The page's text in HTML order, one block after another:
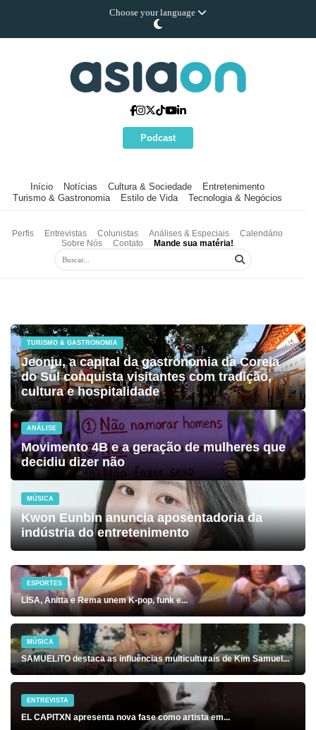
Choose your language
Podcast
Início Notícias Cultura & Sociedade
Entretenimento
Turismo & Gastronomia
Estilo de Vida Tecnologia & Negócios
Perfis Entrevistas Colunistas Análises & Especiais
Calendário
Sobre Nós
Contato Mande sua matéria!
TURISMO & GASTRONOMIA
Jeonju, a capital da gastronomia da Coreia
do Sul conquista visitantes com tradição,
cultura e hospitalidade
ANÁLISE
Movimento 4B e a geração de mulheres que
decidiu dizer não
MÚSICA
Kwon Eunbin anuncia aposentadoria da
indústria do entretenimento
ESPORTES
LISA, Anitta e Rema unem K-pop, funk e...
MÚSICA
SAMUELiTO destaca as influências multiculturais de Kim Samuel...
ENTREVISTA
EL CAPITXN apresenta nova fase como artista em...